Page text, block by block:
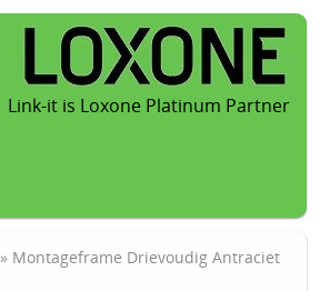
Link-it is Loxone Platinum Partner
» Montageframe Drievoudig Antraciet